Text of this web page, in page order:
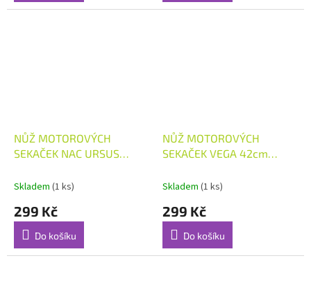
NŮŽ MOTOROVÝCH
SEKAČEK NAC URSUS
Skladem (1 ks)
299 Kč
Do košíku
NŮŽ MOTOROVÝCH
SEKAČEK VEGA 42cm
Skladem (1 ks)
299 Kč
Do košíku